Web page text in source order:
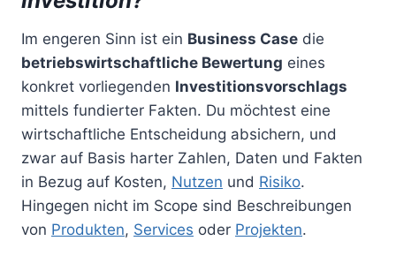
Im engeren Sinn ist ein Business Case die
betriebswirtschaftliche Bewertung eines
konkret vorliegenden Investitionsvorschlags
mittels fundierter Fakten. Du möchtest eine
wirtschaftliche Entscheidung absichern, und
zwar auf Basis harter Zahlen, Daten und Fakten
in Bezug auf Kosten, Nutzen und Risiko.
Hingegen nicht im Scope sind Beschreibungen
von Produkten, Services oder Projekten.